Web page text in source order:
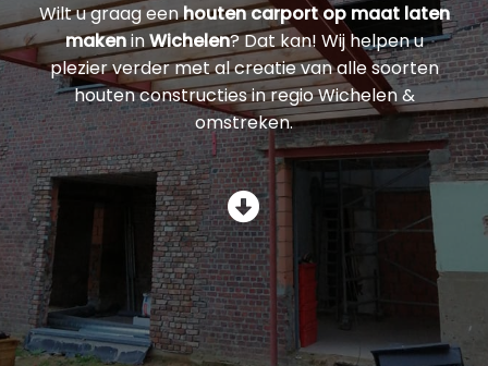
Wilt u graag eenhouten carport op maat laten
makeninWichelen? Dat kan! Wij helpen u
plezier verder met al creatie van alle soorten
houten constructies in regio Wichelen &
omstreken.